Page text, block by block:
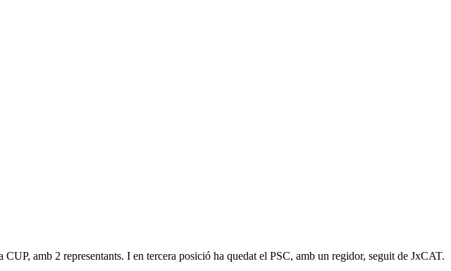
amb 2 representants. I en tercera posició ha quedat el PSC, amb un regidor, seguit de JxCAT.